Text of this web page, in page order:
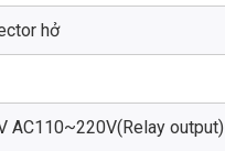
hở
AC110~220V(Relay output)